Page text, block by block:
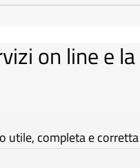
on line e
utile, completa e